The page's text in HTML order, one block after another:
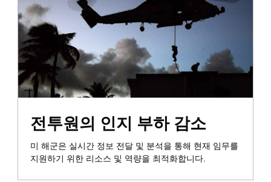
전투원의 인지 부하 감소
미 해군은 실시간 정보 전달 및 분석을 통해 현재 임무를
지원하기 위한 리소스 및 역량을 최적화합니다.